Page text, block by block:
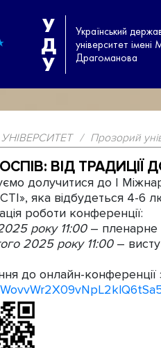
У
Д
У
Український
університет імені
Драгоманова
УНІВЕРСИТЕТ / Прозорий
ВІД ТРАДИЦІЇ
долучитися до І
яка відбудеться 4-6
роботи конференції:
року 11:00– пленарне
2025 року 11:00–
до онлайн-конференції